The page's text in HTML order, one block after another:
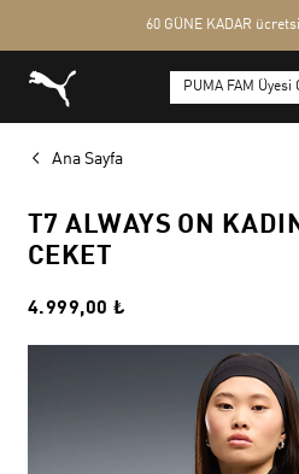
Ana Sayfa
T7 ALWAYS ON
CEKET
4.999,00 ₺